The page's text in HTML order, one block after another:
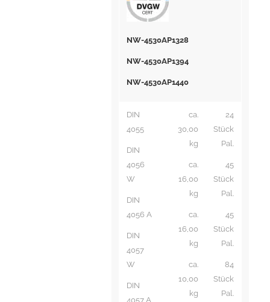
NW-4530AP1328
NW-4530AP1394
NW-4530AP1440
DIN
4055
DIN
4056
W
DIN
4056 A
DIN
4057
W
DIN
4057 A
ca.
30,00
kg
ca.
16,00
kg
ca.
16,00
kg
ca.
10,00
kg
24
Stück
Pal.
45
Stück
Pal.
45
Stück
Pal.
84
Stück
Pal.